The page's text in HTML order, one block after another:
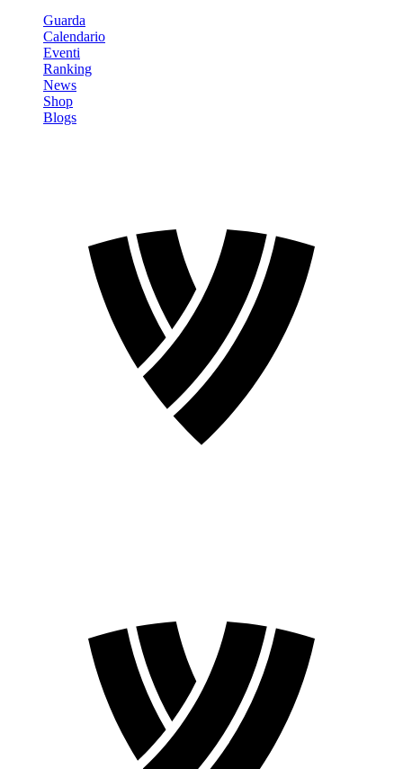
Guarda
Calendario
Eventi
Ranking
News
Shop
Blogs